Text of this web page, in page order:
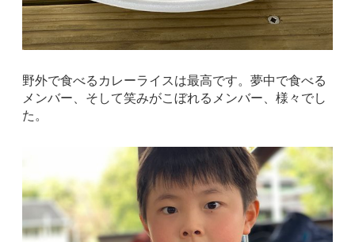
野外で食べるカレーライスは最高です。夢中で食べる
メンバー、そして笑みがこぼれるメンバー、様々でし
た。